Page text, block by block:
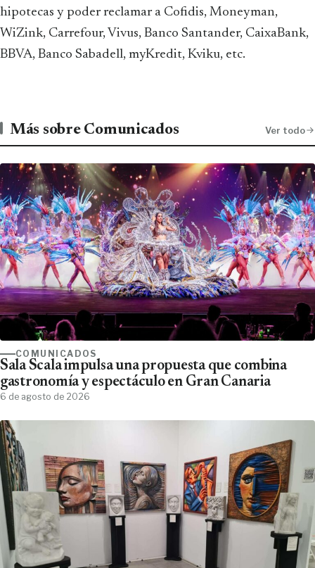
hipotecas y poder reclamar a Cofidis, Moneyman,
WiZink, Carrefour, Vivus, Banco Santander, CaixaBank,
BBVA, Banco Sabadell, myKredit, Kviku, etc.
Más sobre Comunicados Ver todo
COMUNICADOS
Sala Scala impulsa una propuesta que combina
gastronomía y espectáculo en Gran Canaria
6 de agosto de 2026